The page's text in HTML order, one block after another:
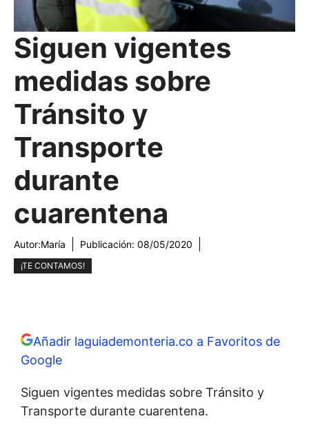
Siguen vigentes
medidas sobre
Tránsito y
Transporte
durante
cuarentena
Autor:María Publicación: 08/05/2020
¡TE CONTAMOS!
Añadir laguiademonteria.co a Favoritos de
Google
Siguen vigentes medidas sobre Tránsito y
Transporte durante cuarentena.